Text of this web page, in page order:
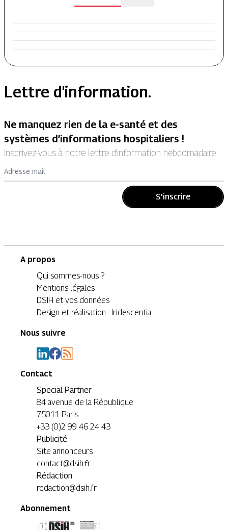
Lettre d'information.
Ne manquez rien de la e-santé et des
systèmes d’informations hospitaliers !
Inscrivez-vous à notre lettre d’information hebdomadaire.
Adresse mail
S'inscrire
A propos
Qui sommes-nous ?
Mentions légales
DSIH et vos données
Design et réalisation : Iridescentia
Nous suivre
Contact
Special Partner
84 avenue de la République
75011 Paris
+33 (0)2 99 46 24 43
Publicité
Site annonceurs
contact@dsih.fr
Rédaction
redaction@dsih.fr
Abonnement